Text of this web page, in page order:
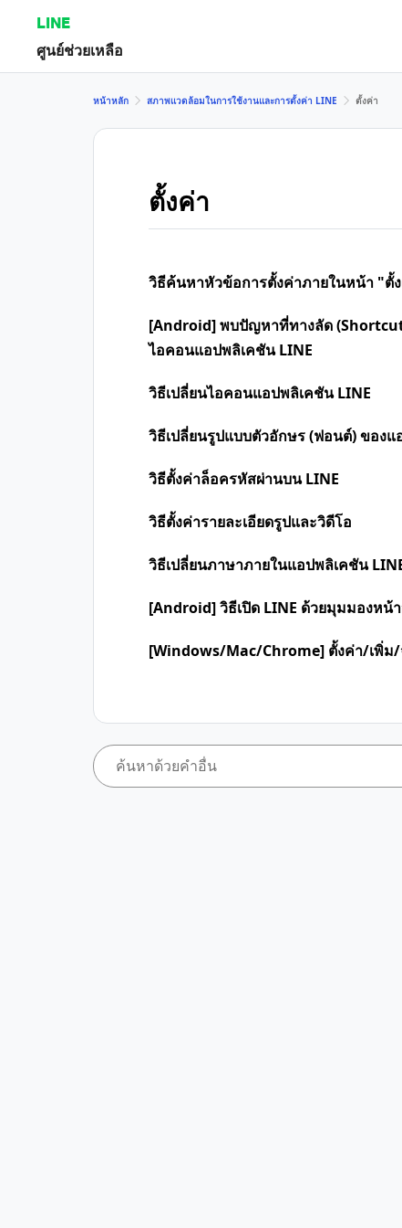
LINE
ศูนย์ช่วยเหลือ
หน้าหลัก สภาพแวดล้อมในการใช้งานและการตั้งค่า LINE ตั้งค่า
ตั้งค่า
วิธีค้นหาหัวข้อการตั้งค่าภายในหน้า "ตั้
[Android] พบปัญหาที่ทางลัด
ไอคอนแอปพลิเคชัน LINE
วิธีเปลี่ยนไอคอนแอปพลิเคชัน LINE
วิธีเปลี่ยนรูปแบบตัวอักษร (ฟอนต์) ของแ
วิธีตั้งค่าล็อครหัสผ่านบน LINE
วิธีตั้งค่ารายละเอียดรูปและวิดีโอ
วิธีเปลี่ยนภาษาภายในแอปพลิเคชัน
[Android] วิธีเปิด LINE ด้วยมุมมองหน้
[Windows/Mac/Chrome] ตั้งค่า/เพิ่ม